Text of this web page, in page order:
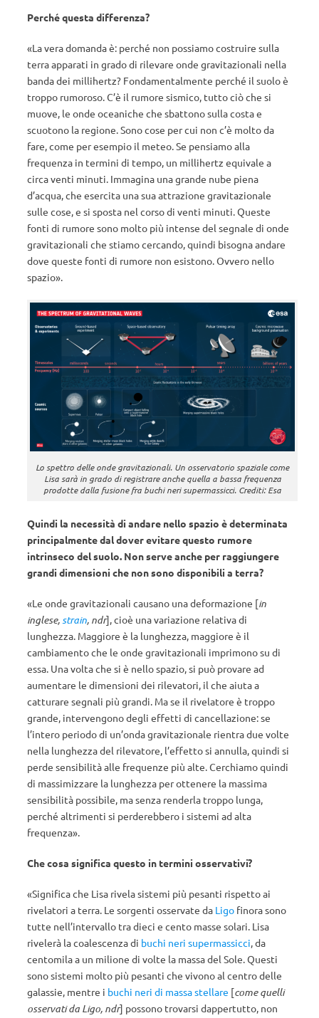
Perché questa differenza?
«La vera domanda è: perché non possiamo costruire sulla
terra apparati in grado di rilevare onde gravitazionali nella
banda dei millihertz? Fondamentalmente perché il suolo è
troppo rumoroso. C’è il rumore sismico, tutto ciò che si
muove, le onde oceaniche che sbattono sulla costa e
scuotono la regione. Sono cose per cui non c’è molto da
fare, come per esempio il meteo. Se pensiamo alla
frequenza in termini di tempo, un millihertz equivale a
circa venti minuti. Immagina una grande nube piena
d’acqua, che esercita una sua attrazione gravitazionale
sulle cose, e si sposta nel corso di venti minuti. Queste
fonti di rumore sono molto più intense del segnale di onde
gravitazionali che stiamo cercando, quindi bisogna andare
dove queste fonti di rumore non esistono. Ovvero nello
spazio».
Lo spettro delle onde gravitazionali. Un osservatorio spaziale come
Lisa sarà in grado di registrare anche quella a bassa frequenza
prodotte dalla fusione fra buchi neri supermassicci. Crediti: Esa
Quindi la necessità di andare nello spazio è determinata
principalmente dal dover evitare questo rumore
intrinseco del suolo. Non serve anche per raggiungere
grandi dimensioni che non sono disponibili a terra?
«Le onde gravitazionali causano una deformazione [in
inglese,strain, ndr], cioè una variazione relativa di
lunghezza. Maggiore è la lunghezza, maggiore è il
cambiamento che le onde gravitazionali imprimono su di
essa. Una volta che si è nello spazio, si può provare ad
aumentare le dimensioni dei rilevatori, il che aiuta a
catturare segnali più grandi. Ma se il rivelatore è troppo
grande, intervengono degli effetti di cancellazione: se
l’intero periodo di un’onda gravitazionale rientra due volte
nella lunghezza del rilevatore, l’effetto si annulla, quindi si
perde sensibilità alle frequenze più alte. Cerchiamo quindi
di massimizzare la lunghezza per ottenere la massima
sensibilità possibile, ma senza renderla troppo lunga,
perché altrimenti si perderebbero i sistemi ad alta
frequenza».
Che cosa significa questo in termini osservativi?
«Significa che Lisa rivela sistemi più pesanti rispetto ai
rivelatori a terra. Le sorgenti osservate da Ligo finora sono
tutte nell’intervallo tra dieci e cento masse solari. Lisa
rivelerà la coalescenza di buchi neri supermassicci, da
centomila a un milione di volte la massa del Sole. Questi
sono sistemi molto più pesanti che vivono al centro delle
galassie, mentre i buchi neri di massa stellare [come quelli
osservati da Ligo, ndr] possono trovarsi dappertutto, non